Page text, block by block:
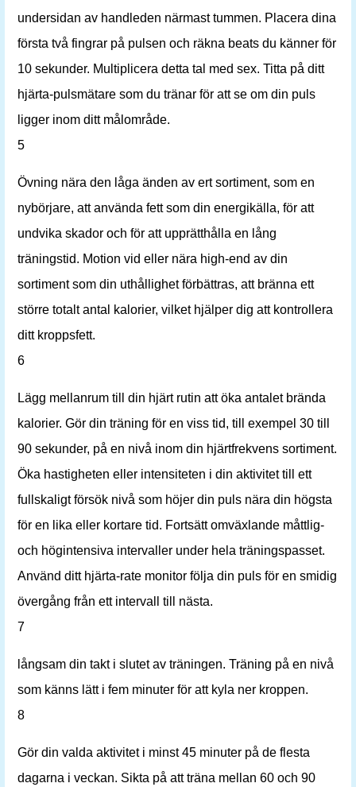
undersidan av handleden närmast tummen. Placera dina
första två fingrar på pulsen och räkna beats du känner för
10 sekunder. Multiplicera detta tal med sex. Titta på ditt
hjärta-pulsmätare som du tränar för att se om din puls
ligger inom ditt målområde.
5
Övning nära den låga änden av ert sortiment, som en
nybörjare, att använda fett som din energikälla, för att
undvika skador och för att upprätthålla en lång
träningstid. Motion vid eller nära high-end av din
sortiment som din uthållighet förbättras, att bränna ett
större totalt antal kalorier, vilket hjälper dig att kontrollera
ditt kroppsfett.
6
Lägg mellanrum till din hjärt rutin att öka antalet brända
kalorier. Gör din träning för en viss tid, till exempel 30 till
90 sekunder, på en nivå inom din hjärtfrekvens sortiment.
Öka hastigheten eller intensiteten i din aktivitet till ett
fullskaligt försök nivå som höjer din puls nära din högsta
för en lika eller kortare tid. Fortsätt omväxlande måttlig-
och högintensiva intervaller under hela träningspasset.
Använd ditt hjärta-rate monitor följa din puls för en smidig
övergång från ett intervall till nästa.
7
långsam din takt i slutet av träningen. Träning på en nivå
som känns lätt i fem minuter för att kyla ner kroppen.
8
Gör din valda aktivitet i minst 45 minuter på de flesta
dagarna i veckan. Sikta på att träna mellan 60 och 90